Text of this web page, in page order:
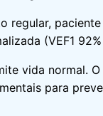
regular,
(VEF1
vida normal.
para